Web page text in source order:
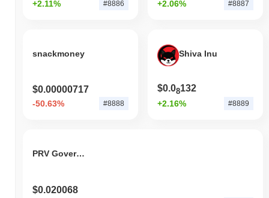
+2.11% #8886 +2.06% #8887
snackmoney
$0.00000717
-50.63% #8888
Shiva Inu
$0.08132
+2.16% #8889
PRV Governance
$0.020068